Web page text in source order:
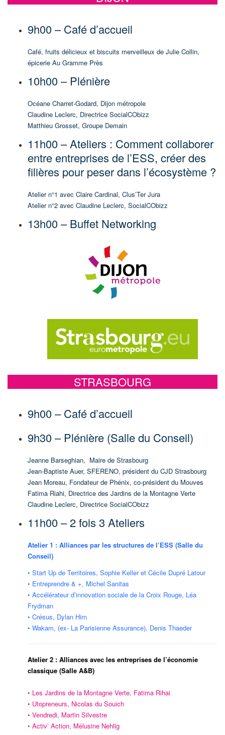
9h00 – Café d’accueil
Café, fruits délicieux et biscuits merveilleux de Julie Collin,
épicerie Au Gramme Près
10h00 – Plénière
Océane Charret-Godard, Dijon métropole
Claudine Leclerc, Directrice SocialCObizz
Matthieu Grosset, Groupe Demain
11h00 – Ateliers : Comment collaborer
entre entreprises de l’ESS, créer des
filières pour peser dans l’écosystème ?
Atelier n°1 avec Claire Cardinal, Clus’Ter Jura
Atelier n°2 avec Claudine Leclerc, SocialCObizz
13h00 – Buffet Networking
STRASBOURG
9h00 – Café d’accueil
9h30 – Plénière (Salle du Conseil)
Jeanne Barseghian, Maire de Strasbourg
Jean-Baptiste Auer, SFERENO, président du CJD Strasbourg
Jean Moreau, Fondateur de Phénix, co-président du Mouves
Fatima Riahi, Directrice des Jardins de la Montagne Verte
Claudine Leclerc, Directrice SocialCObizz
11h00 – 2 fois 3 Ateliers
Atelier 1 : Alliances par les structures de l’ESS (Salle du
Conseil)
• Start Up de Territoires, Sophie Keller et Cécile Dupré Latour
• Entreprendre & +, Michel Sanitas
• Accélérateur d’innovation sociale de la Croix Rouge, Léa
Frydman
• Crésus, Dylan Hirn
• Wakam, (ex- La Parisienne Assurance), Denis Thaeder
Atelier 2 : Alliances avec les entreprises de l’économie
classique (Salle A&B)
• Les Jardins de la Montagne Verte, Fatima Rihai
• Utopreneurs, Nicolas du Souich
• Vendredi, Martin Silvestre
• Activ’ Action, Mélusine Nehlig